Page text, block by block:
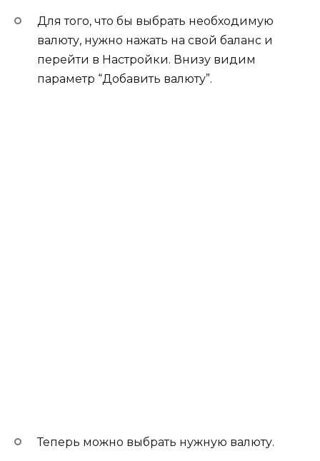
Для того, что бы выбрать необходимую
валюту, нужно нажать на свой баланс и
перейти в Настройки. Внизу видим
параметр “Добавить валюту”.
Теперь можно выбрать нужную валюту.